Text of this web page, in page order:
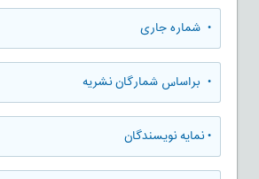
• شماره جاری
• براساس شمارگان نشریه
•نمایه نویسندگان